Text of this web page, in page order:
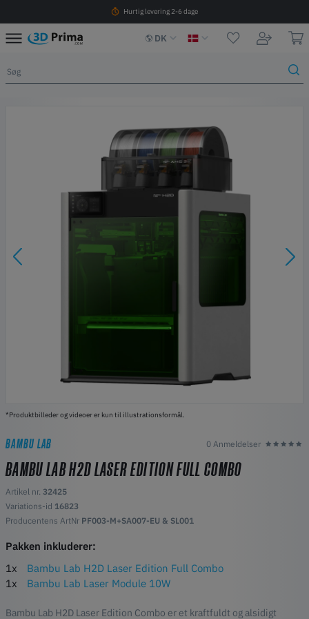
Hurtig levering 2-6 dage
DK
*Produktbilleder og videoer er kun til illustrationsformål.
BAMBU LAB 0 Anmeldelser
BAMBU LAB H2D LASER EDITION FULL COMBO
Artikel nr. 32425
Variations-id 16823
Producentens ArtNr PF003-M+SA007-EU & SL001
Pakken inkluderer:
1x
Bambu Lab H2D Laser Edition Full Combo
1x
Bambu Lab Laser Module 10W
Bambu Lab H2D Laser Edition Combo er et kraftfuldt og alsidigt